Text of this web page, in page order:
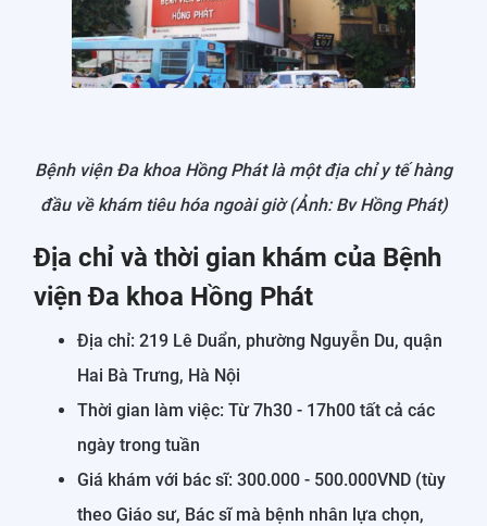
Bệnh viện Đa khoa Hồng Phát là một địa chỉ y tế hàng
đầu về khám tiêu hóa ngoài giờ (Ảnh: Bv Hồng Phát)
Địa chỉ và thời gian khám của Bệnh
viện Đa khoa Hồng Phát
Địa chỉ: 219 Lê Duẩn, phường Nguyễn Du, quận
Hai Bà Trưng, Hà Nội
Thời gian làm việc: Từ 7h30 - 17h00 tất cả các
ngày trong tuần
Giá khám với bác sĩ: 300.000 - 500.000VND (tùy
theo Giáo sư, Bác sĩ mà bệnh nhân lựa chọn,